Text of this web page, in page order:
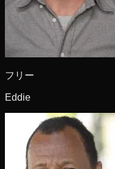
フリー
Eddie